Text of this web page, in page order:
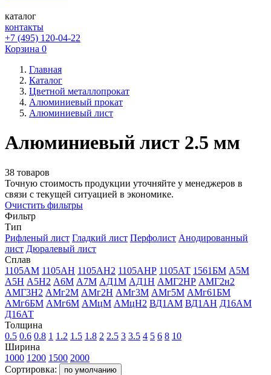
каталог
контакты
+7 (495) 120-04-22
Корзина 0
Главная
Каталог
Цветной металлопрокат
Алюминиевый прокат
Алюминиевый лист
Алюминиевый лист 2.5 мм
38 товаров
Точную стоимость продукции уточняйте у менеджеров в
связи с текущей ситуацией в экономике.
Очистить фильтры
Фильтр
Тип
Рифленый лист Гладкий лист Перфолист Анодированный
лист Дюралевый лист
Сплав
1105АМ 1105АН 1105АН2 1105АНР 1105АТ 1561БМ А5М
А5Н А5Н2 А6М А7М АД1М АД1Н АМГ2НР АМГ2н2
АМГ3Н2 АМг2М АМг2Н АМг3М АМг5М АМг61БМ
АМг6БМ АМг6М АМцМ АМцН2 ВД1АМ ВД1АН Д16АМ
Д16АТ
Толщина
0.5 0.6 0.8 1 1.2 1.5 1.8 2 2.5 3 3.5 4 5 6 8 10
Ширина
1000 1200 1500 2000
Сортировка:
по умолчанию